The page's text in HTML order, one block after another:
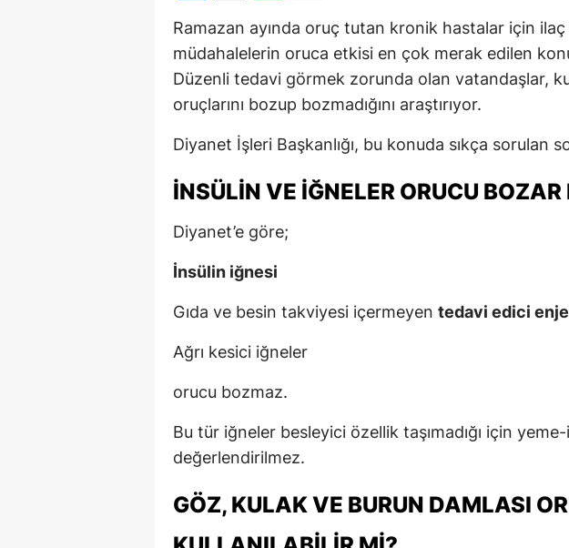
Ramazan ayında oruç tutan kronik hastalar için ilaç
müdahalelerin oruca etkisi en çok merak edilen
Düzenli tedavi görmek zorunda olan vatandaşlar,
oruçlarını bozup bozmadığını araştırıyor.
Diyanet İşleri Başkanlığı, bu konuda sıkça sorulan
İNSÜLIN VE İĞNELER ORUCU BOZAR
Diyanet’e göre;
İnsülin iğnesi
Gıda ve besin takviyesi içermeyen tedavi edici
Ağrı kesici iğneler
orucu bozmaz.
Bu tür iğneler besleyici özellik taşımadığı için
değerlendirilmez.
GÖZ, KULAK VE BURUN DAMLASI